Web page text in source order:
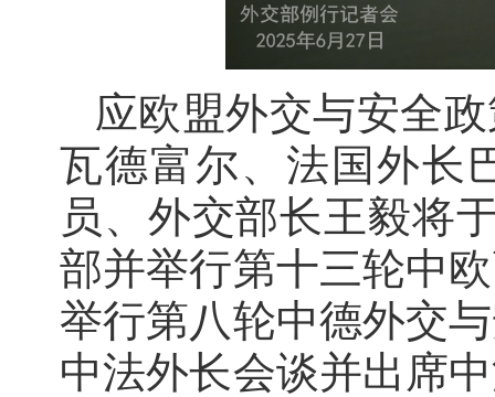
应欧盟外交与安全
瓦德富尔、法国外长
员、外交部长王毅将
部并举行第十三轮中
举行第八轮中德外交
中法外长会谈并出席